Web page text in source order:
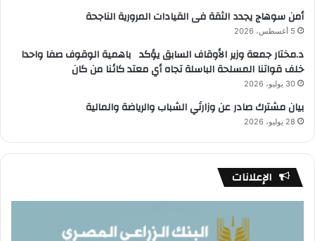
أمن سوهاج يجدد الثقة فى القيادات المرورية الناجحة
5 أغسطس، 2026
د.مختار جمعة وزير الأوقاف السابق يؤكد باهمية الوقوف صفا واحدا
خلف قواتنا المسلحة الباسلة تجاه أي معتد كائنا من كان
30 يوليو، 2026
بيان مشترك صادر عن وزارتَي الشباب والرياضة والمالية
28 يوليو، 2026
الإعلانات